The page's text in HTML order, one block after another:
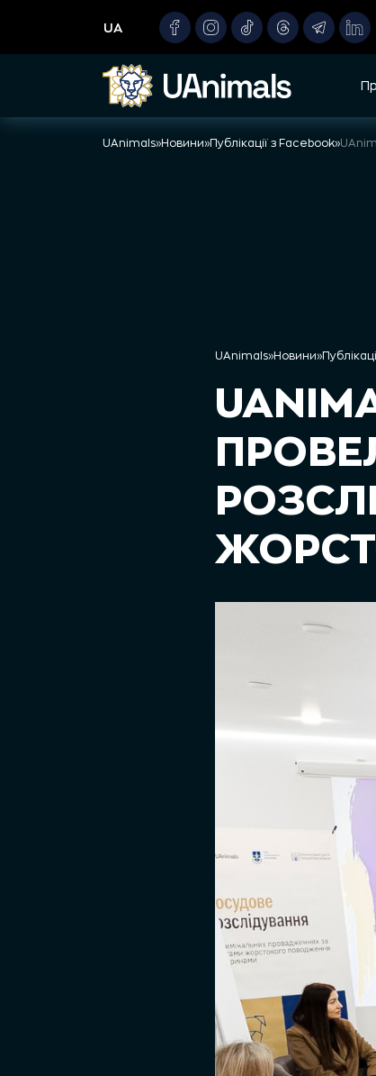
content
UA
UAnimals»Новини»Публікації з Facebook»
UAnimals»Новини»